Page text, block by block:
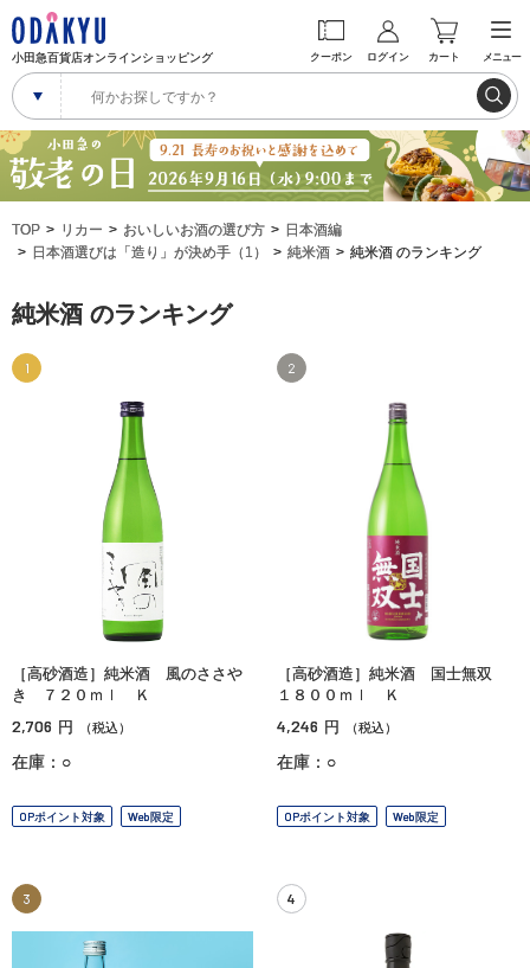
小田急百貨店オンラインショッピング クーポン ログイン カート メニュー
TOP リカー おいしいお酒の選び方
日本酒編
日本酒選びは「造り」が決め手（1）
純米酒 純米酒 のランキング
純米酒 のランキング
1
［高砂酒造］純米酒 風のささや
き ７２０ｍｌ Ｋ
2,706 円 （税込）
在庫：○
OPポイント対象 Web限定
2
［高砂酒造］純米酒 国士無双
１８００ｍｌ Ｋ
4,246 円 （税込）
在庫：○
OPポイント対象 Web限定
3 4